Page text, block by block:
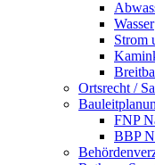
Wasser
Strom
Ortsrecht /
FNP
BBP